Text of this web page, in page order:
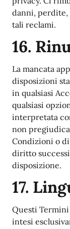
danni, perdite,
tali reclami.
16.
La mancata
disposizioni
in qualsiasi
qualsiasi
interpretata
non
Condizioni o
diritto
disposizione.
17.
Questi
intesi